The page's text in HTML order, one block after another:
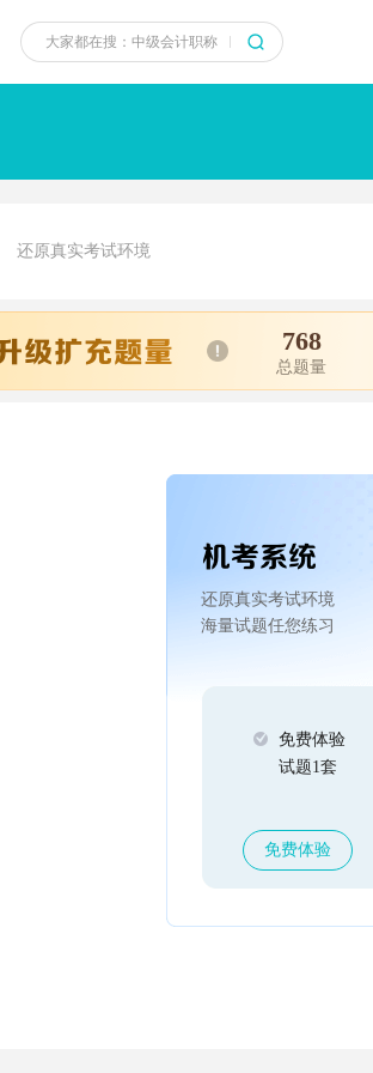
还原真实考试环境
768
总题量
还原真实考试环境
海量试题任您练习
免费体验
试题1套
免费体验